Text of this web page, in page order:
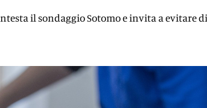
il sondaggio Sotomo e invita a evitare